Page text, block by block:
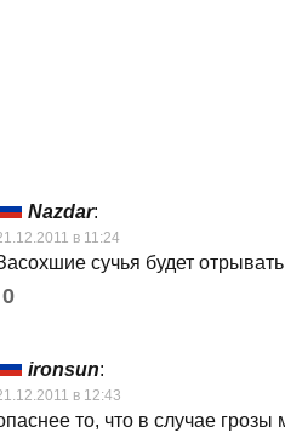
Nazdar:
в 11:24
сучья будет
0
ironsun:
в 12:43
то, что в случае грозы